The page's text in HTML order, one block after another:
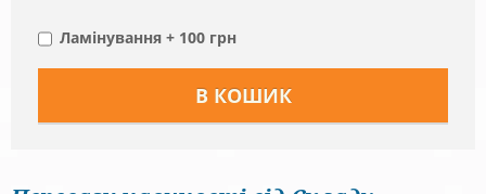
Ламінування + 100 грн